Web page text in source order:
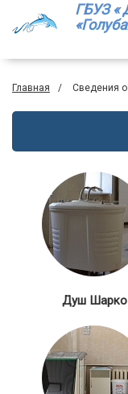
ГБУЗ «
Главная Сведения о
Душ Шарко